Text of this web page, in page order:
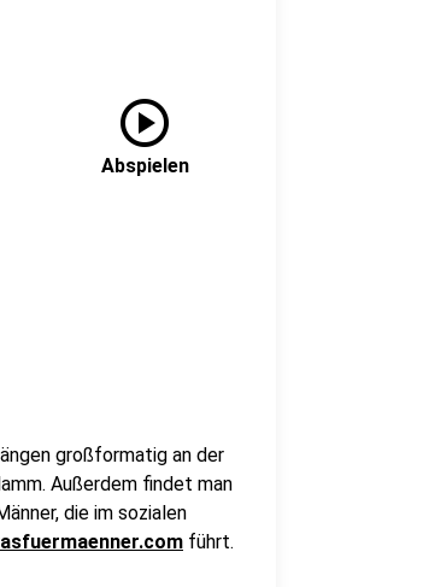
play_circle
Abspielen
großformatig an der
Außerdem findet man
die im sozialen
führt.